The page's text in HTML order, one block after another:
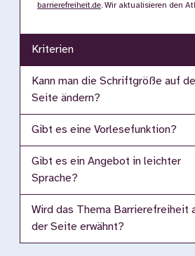
barrierefreiheit.de. Wir aktualisieren den
Kriterien
Kann man die Schriftgröße auf
Seite ändern?
Gibt es eine Vorlesefunktion?
Gibt es ein Angebot in leichter
Sprache?
Wird das Thema Barrierefreiheit
der Seite erwähnt?